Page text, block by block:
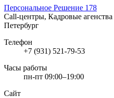
Персональное Решение 178
Call-центры, Кадровые агенства
Петербург
Телефон
+7 (931) 521-79-53
Часы работы
пн-пт 09:00–19:00
Сайт